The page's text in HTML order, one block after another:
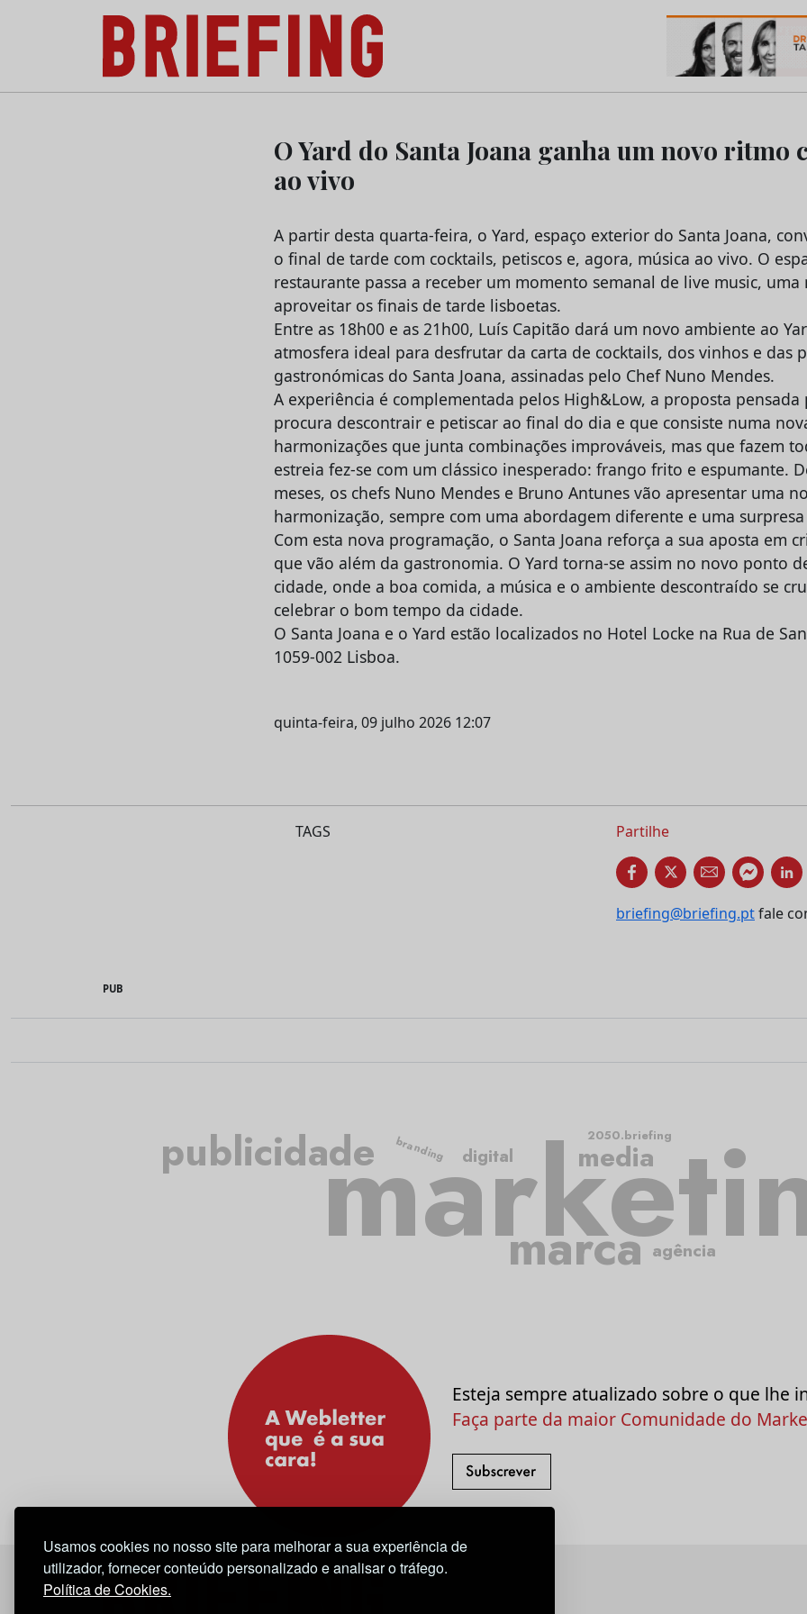
Usamos cookies no nosso site para melhorar a sua experiência de
utilizador, fornecer conteúdo personalizado e analisar o tráfego.
Política de Cookies.
Briefing: Todas as notícias sobre os negócios do Marketing e da Publicidade
O Yard do Santa Joana ganha um novo ritmo
ao vivo
A partir desta quarta-feira, o Yard, espaço exterior do Santa Joana,
o final de tarde com cocktails, petiscos e, agora, música ao vivo. O
restaurante passa a receber um momento semanal de live music, uma
aproveitar os finais de tarde lisboetas.
Entre as 18h00 e as 21h00, Luís Capitão dará um novo ambiente ao
atmosfera ideal para desfrutar da carta de cocktails, dos vinhos e das
gastronómicas do Santa Joana, assinadas pelo Chef Nuno Mendes.
A experiência é complementada pelos High&Low, a proposta pensada
procura descontrair e petiscar ao final do dia e que consiste numa
harmonizações que junta combinações improváveis, mas que fazem
estreia fez-se com um clássico inesperado: frango frito e espumante.
meses, os chefs Nuno Mendes e Bruno Antunes vão apresentar uma
harmonização, sempre com uma abordagem diferente e uma
Com esta nova programação, o Santa Joana reforça a sua aposta em
que vão além da gastronomia. O Yard torna-se assim no novo ponto
cidade, onde a boa comida, a música e o ambiente descontraído se
celebrar o bom tempo da cidade.
O Santa Joana e o Yard estão localizados no Hotel Locke na Rua de
1059-002 Lisboa.
quinta-feira, 09 julho 2026 12:07
TAGS Partilhe
briefing@briefing.ptfale
PUB
publicidade
marca
media
agência
digital
2050.briefing
branding
Esteja sempre atualizado sobre o que lhe
Faça parte da maior Comunidade do